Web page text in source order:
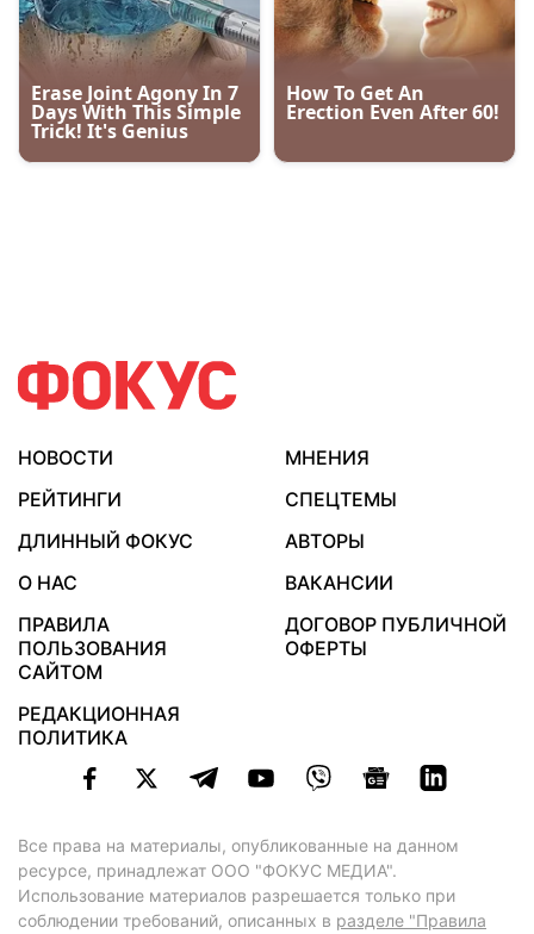
НОВОСТИ
МНЕНИЯ
РЕЙТИНГИ
СПЕЦТЕМЫ
ДЛИННЫЙ ФОКУС
АВТОРЫ
О НАС
ВАКАНСИИ
ПРАВИЛА
ПОЛЬЗОВАНИЯ
САЙТОМ
ДОГОВОР ПУБЛИЧНОЙ
ОФЕРТЫ
РЕДАКЦИОННАЯ
ПОЛИТИКА
Все права на материалы, опубликованные на данном
ресурсе, принадлежат ООО "ФОКУС МЕДИА".
Использование материалов разрешается только при
соблюдении требований, описанных в разделе "Правила